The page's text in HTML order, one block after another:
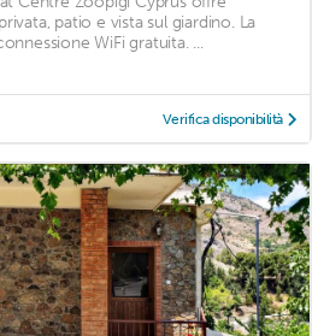
patio e vista sul giardino. La
WiFi gratuita. ...
Verifica disponibilità